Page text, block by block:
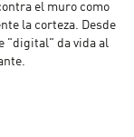
el muro como
la corteza. Desde
"digital" da vida al